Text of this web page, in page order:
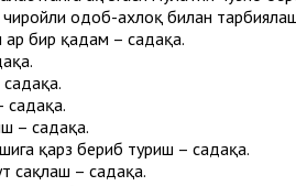
одоб-ахлоқ билан
бир қадам – садақа.
садақа.
– садақа.
қарз бериб туриш – садақа.
сақлаш – садақа.